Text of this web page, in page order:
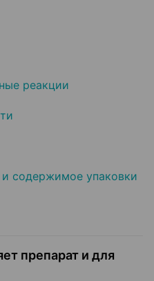
реакции
содержимое упаковки
препарат и для